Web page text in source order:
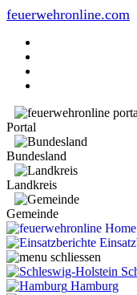
feuerwehronline.com
Portal
Bundesland
Landkreis
Gemeinde
Home
Hamburg